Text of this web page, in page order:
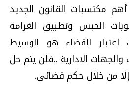
مكتسبات القانون الجديد
الحبس وتطبيق الغرامة
اعتبار القضاء هو الوسيط
الادارية ..فلن يتم حل
من خلال حكم قضائى.